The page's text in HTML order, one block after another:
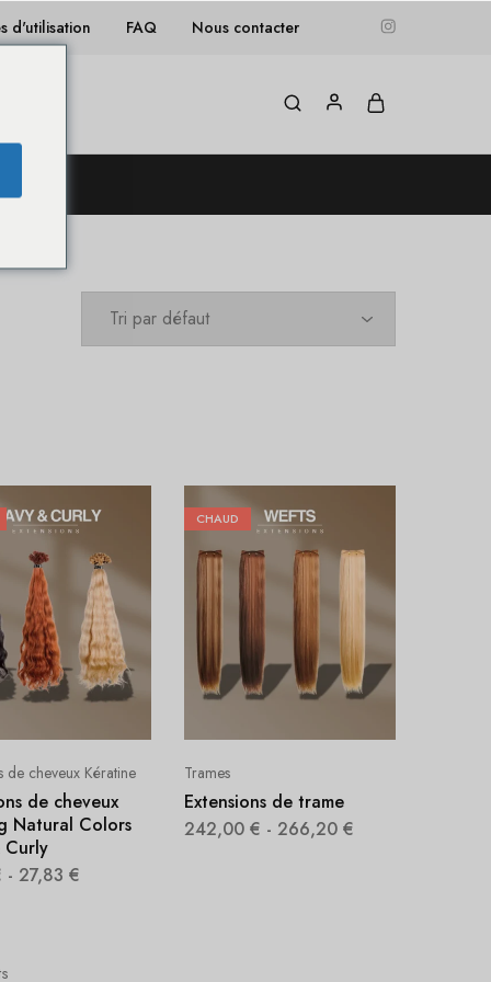
d'utilisation FAQ Nous contacter
de cheveux Kératine
de cheveux
Natural Colors
Curly
- 27,83 €
CHAUD
Trames
Extensions de trame
242,00 € - 266,20 €